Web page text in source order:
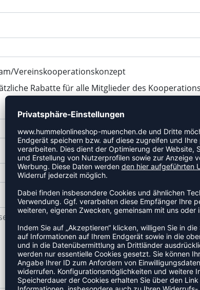
Vereinskooperationskonzept
Rabatte für alle Mitglieder des